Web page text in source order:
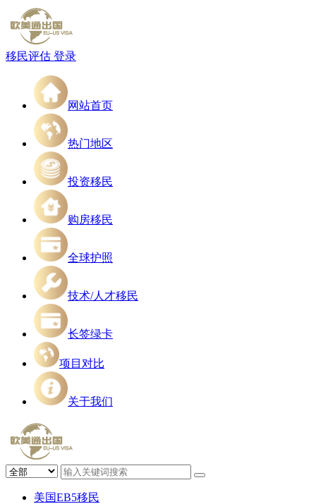
移民评估 登录
网站首页
热门地区
投资移民
购房移民
全球护照
技术/人才移民
长签绿卡
项目对比
关于我们
美国EB5移民